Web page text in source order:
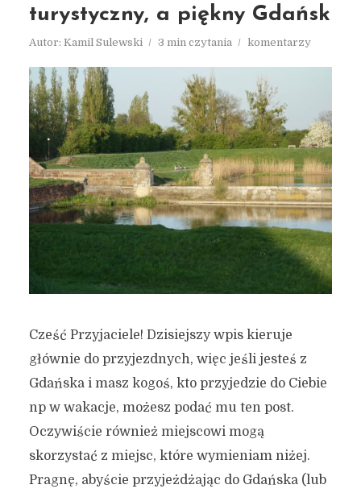
turystyczny, a piękny Gdańsk
Autor: Kamil Sulewski 3 min czytania komentarzy
Cześć Przyjaciele! Dzisiejszy wpis kieruje
głównie do przyjezdnych, więc jeśli jesteś z
Gdańska i masz kogoś, kto przyjedzie do Ciebie
np w wakacje, możesz podać mu ten post.
Oczywiście również miejscowi mogą
skorzystać z miejsc, które wymieniam niżej.
Pragnę, abyście przyjeżdżając do Gdańska (lub